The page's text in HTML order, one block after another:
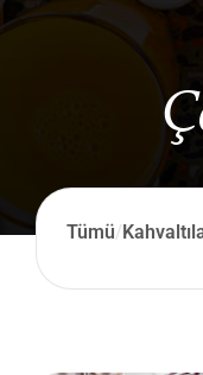
Tümü/